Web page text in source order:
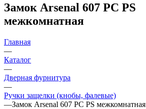
Замок Arsenal 607 PC PS
межкомнатная
Главная
—
Каталог
—
Дверная фурнитура
—
Ручки защелки (кнобы, фалевые)
—Замок Arsenal 607 PC PS межкомнатная